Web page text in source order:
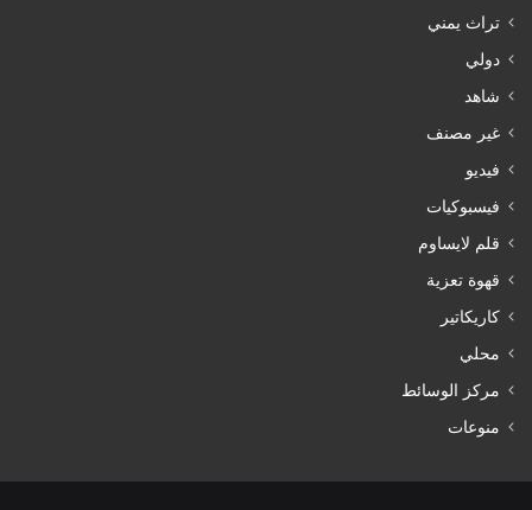
تراث يمني
دولي
شاهد
غير مصنف
فيديو
فيسبوكيات
قلم لايساوم
قهوة تعزية
كاريكاتير
محلي
مركز الوسائط
منوعات